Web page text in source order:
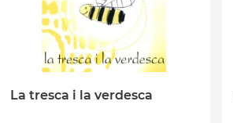
La tresca i la verdesca